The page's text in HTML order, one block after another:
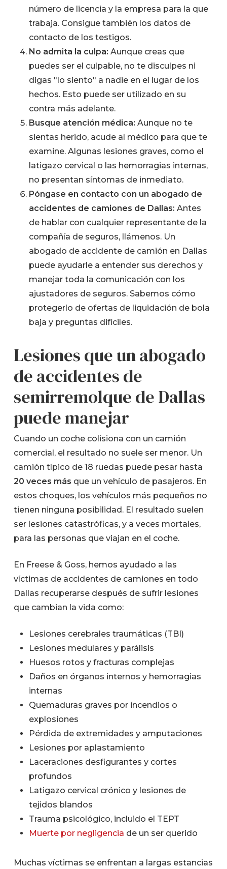
número de licencia y la empresa para la que
trabaja. Consigue también los datos de
contacto de los testigos.
No admita la culpa: Aunque creas que
puedes ser el culpable, no te disculpes ni
digas "lo siento" a nadie en el lugar de los
hechos. Esto puede ser utilizado en su
contra más adelante.
Busque atención médica: Aunque no te
sientas herido, acude al médico para que te
examine. Algunas lesiones graves, como el
latigazo cervical o las hemorragias internas,
no presentan síntomas de inmediato.
Póngase en contacto con un abogado de
accidentes de camiones de Dallas: Antes
de hablar con cualquier representante de la
compañía de seguros, llámenos. Un
abogado de accidente de camión en Dallas
puede ayudarle a entender sus derechos y
manejar toda la comunicación con los
ajustadores de seguros. Sabemos cómo
protegerlo de ofertas de liquidación de bola
baja y preguntas difíciles.
Lesiones que un abogado
de accidentes de
semirremolque de Dallas
puede manejar
Cuando un coche colisiona con un camión
comercial, el resultado no suele ser menor. Un
camión típico de 18 ruedas puede pesar hasta
20 veces más que un vehículo de pasajeros. En
estos choques, los vehículos más pequeños no
tienen ninguna posibilidad. El resultado suelen
ser lesiones catastróficas, y a veces mortales,
para las personas que viajan en el coche.
En Freese & Goss, hemos ayudado a las
víctimas de accidentes de camiones en todo
Dallas recuperarse después de sufrir lesiones
que cambian la vida como:
Lesiones cerebrales traumáticas (TBI)
Lesiones medulares y parálisis
Huesos rotos y fracturas complejas
Daños en órganos internos y hemorragias
internas
Quemaduras graves por incendios o
explosiones
Pérdida de extremidades y amputaciones
Lesiones por aplastamiento
Laceraciones desfigurantes y cortes
profundos
Latigazo cervical crónico y lesiones de
tejidos blandos
Trauma psicológico, incluido el TEPT
Muerte por negligencia de un ser querido
Muchas víctimas se enfrentan a largas estancias